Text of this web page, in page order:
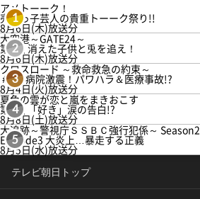
1
アメトーーク！
売れっ子芸人の貴重トーーク祭り!!
8月6日(木)放送分
2
大空港～GATE24～
第3話 消えた子供と兎を追え！
8月6日(木)放送分
3
クロスロード ～救命救急の約束～
＃5 病院激震！パワハラ＆医療事故!?
8月4日(火)放送分
4
夏色の雲が恋と嵐をまきおこす
第5話 「好き」涙の告白!?
8月8日(土)放送分
5
大追跡～警視庁ＳＳＢＣ強行犯係～ Season2
Episode3 大炎上…暴走する正義
8月5日(水)放送分
テレビ朝日トップ